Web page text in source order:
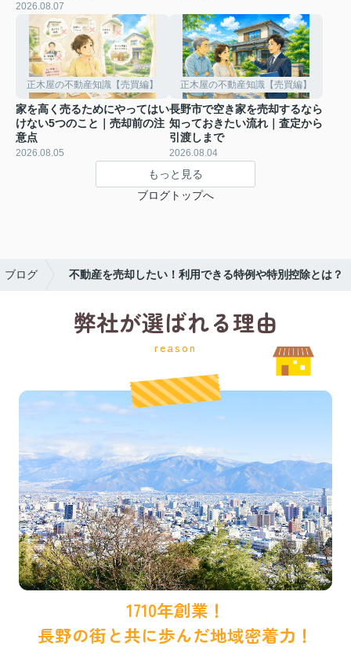
2026.08.07
正木屋の不動産知識【売買編】
家を高く売るためにやってはい
けない5つのこと｜売却前の注
意点
2026.08.05
正木屋の不動産知識【売買編】
長野市で空き家を売却するなら
知っておきたい流れ｜査定から
引渡しまで
2026.08.04
もっと見る
ブログトップへ
ブログ 不動産を売却したい！利用できる特例や特別控除とは？
弊社が選ばれる理由
reason
1710年創業！
長野の街と共に歩んだ地域密着力！